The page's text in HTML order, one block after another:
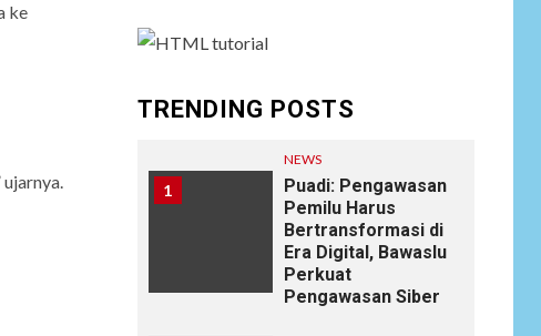
ke
TRENDING POSTS
1
NEWS
Puadi: Pengawasan
Pemilu Harus
Bertransformasi di
Era Digital, Bawaslu
Perkuat
Pengawasan Siber